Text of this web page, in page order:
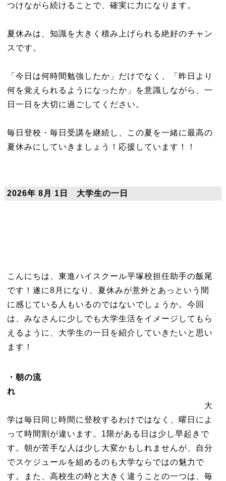
つけながら続けることで、確実に力になります。
夏休みは、知識を大きく積み上げられる絶好のチャン
スです。
「今日は何時間勉強したか」だけでなく、「昨日より
何を覚えられるようになったか」を意識しながら、一
日一日を大切に過ごしてください。
毎日登校・毎日受講を継続し、この夏を一緒に最高の
夏休みにしていきましょう！応援しています！！
2026年 8月 1日 大学生の一日
こんにちは、東進ハイスクール平塚校担任助手の飯尾
です！遂に8月になり、夏休みが意外とあっという間
に感じている人もいるのではないでしょうか。今回
は、みなさんに少しでも大学生活をイメージしてもら
えるように、大学生の一日を紹介していきたいと思い
ます！
・朝の流
れ
大
学は毎日同じ時間に登校するわけではなく、曜日によ
って時間割が違います。1限がある日は少し早起きで
す。朝が苦手な人は少し大変かもしれませんが、自分
でスケジュールを組めるのも大学ならではの魅力で
す。また、高校生の時と大きく違うことの一つは、毎